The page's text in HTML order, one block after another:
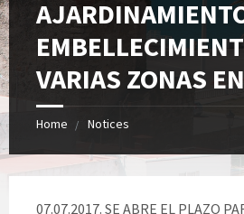
VARIAS ZONAS
Home Notices
07.07.2017. SE ABRE EL PLAZO